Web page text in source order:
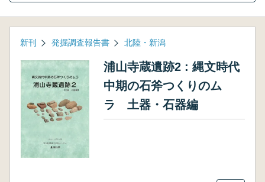
新刊 発掘調査報告書 北陸・新潟
浦山寺蔵遺跡2 : 縄文時代
中期の石斧つくりのム
ラ 土器・石器編